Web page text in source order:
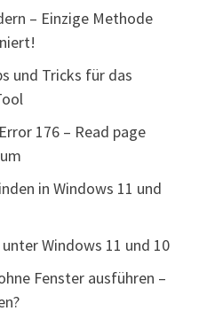
– Einzige Methode
und Tricks für das
176 – Read page
in Windows 11 und
Windows 11 und 10
Fenster ausführen –